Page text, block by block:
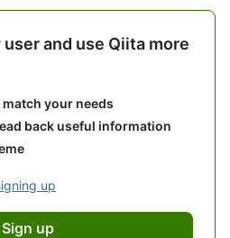
and use Qiita more
your needs
back useful information
up
Sign up